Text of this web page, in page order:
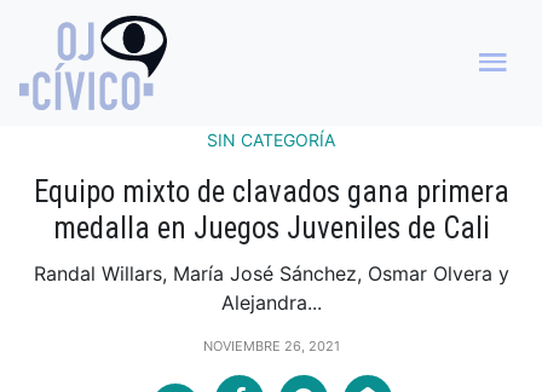
SIN CATEGORÍA
Equipo mixto de clavados gana primera
medalla en Juegos Juveniles de Cali
Randal Willars, María José Sánchez, Osmar Olvera y
Alejandra...
NOVIEMBRE 26, 2021